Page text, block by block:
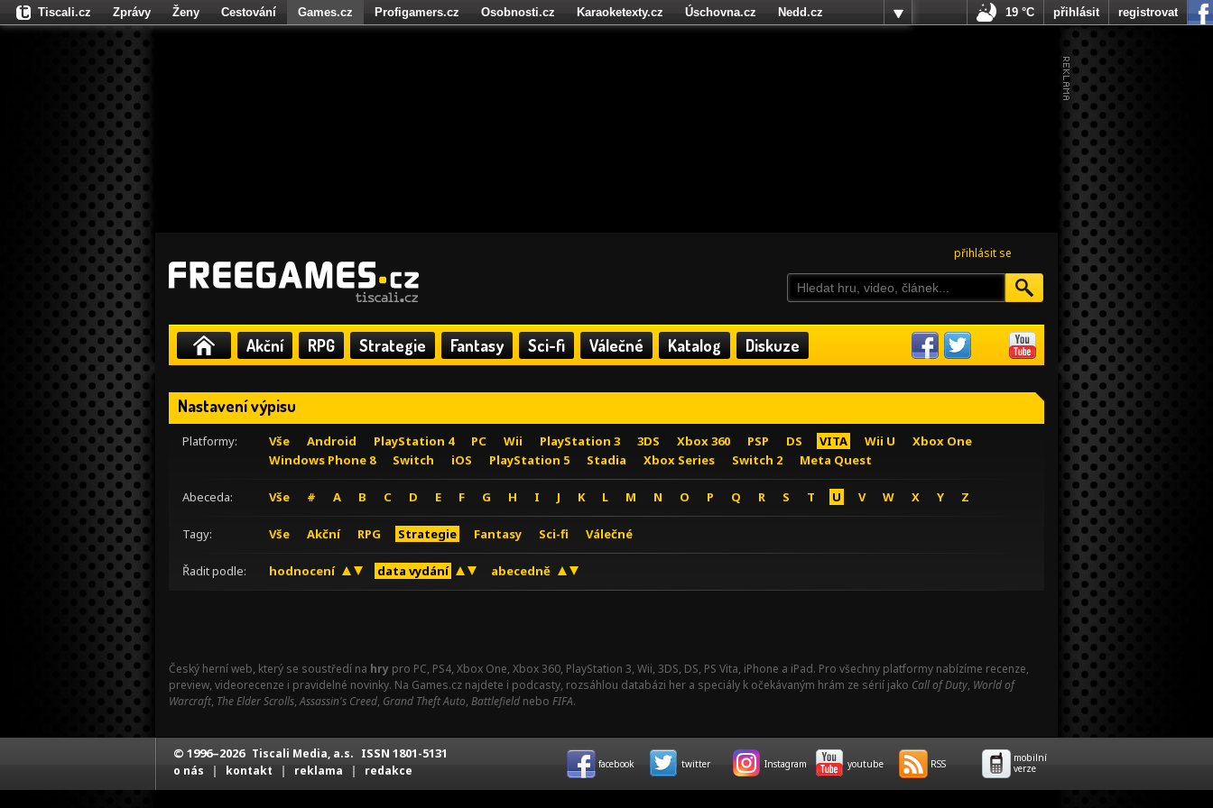
přihlásit se
Akční RPG Strategie Fantasy Sci-fi Válečné Katalog Diskuze
Nastavení výpisu
Platformy: Vše Android PlayStation 4 PC Wii PlayStation 3 3DS Xbox 360 PSP DS VITA Wii U
Xbox One
Windows Phone 8
Switch iOS PlayStation 5 Stadia Xbox Series Switch 2 Meta Quest
Abeceda: Vše # A B C D E F G H I J K L M N O P Q R S T U V W X Y Z
Tagy: Vše Akční RPG Strategie Fantasy Sci-fi Válečné
Řadit podle: hodnocení data vydání abecedně
Český herní web, který se soustředí na hry pro PC, PS4, Xbox One, Xbox 360, PlayStation 3, Wii, 3DS, DS, PS Vita, iPhone a iPad. Pro všechny platformy nabízíme recenze,
preview, videorecenze i pravidelné novinky. Na Games.cz najdete i podcasty, rozsáhlou databázi her a speciály k očekávaným hrám ze sérií jako Call of Duty, World of
Warcraft, The Elder Scrolls,Assassin's Creed, Grand Theft Auto, Battlefield nebo FIFA.
Tiscali.cz Zprávy Ženy Cestování Games.cz Profigamers.cz Osobnosti.cz Karaoketexty.cz Úschovna.cz
Nedd.cz
Fights.cz
19 °C přihlásit registrovat
© 1996–2026 Tiscali Media, a.s. ISSN 1801-5131
o nás | kontakt | reklama | redakce facebook twitter Instagram youtube RSS
mobilní
verze